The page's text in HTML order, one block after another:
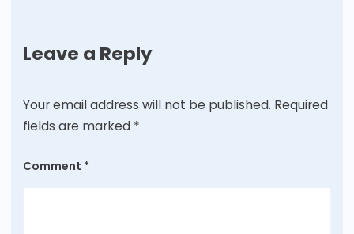
Leave a Reply
Your email address will not be published. Required
fields are marked *
Comment *